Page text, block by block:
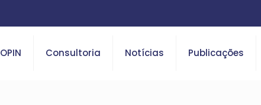
OPIN Consultoria Notícias Publicações